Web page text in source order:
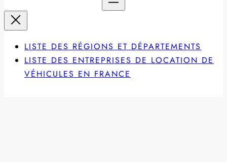
LISTE DES RÉGIONS ET DÉPARTEMENTS
LISTE DES ENTREPRISES DE LOCATION DE
VÉHICULES EN FRANCE